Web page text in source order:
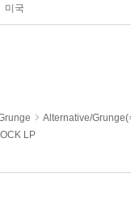
미국
Alternative/Grunge(
LP